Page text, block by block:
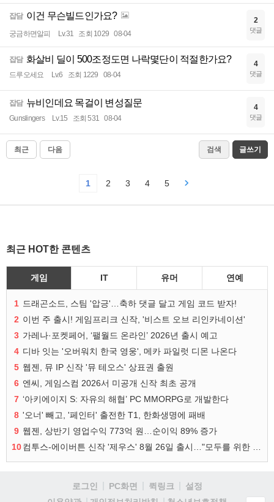
잡담 이건 무슨빌드인가요?
궁금하면알피 Lv.31 조회 1029 08-04
2
댓글
잡담 화살비 딜이 500조정도면 나락몇단이 적절한가요?
드루오세요 Lv.6 조회 1229 08-04
4
댓글
잡담 뉴비인데요 목걸이 변성질문
Gunslingers Lv.15 조회 531 08-04
4
댓글
최근 다음 검색 글쓰기
1 2 3 4 5
최근 HOT한 콘텐츠
게임 IT 유머 연예
1 드래곤소드, 스팀 '압긍'…축하 댓글 달고 게임 코드 받자!
2 이번 주 출시! 게임프리크 신작, '비스트 오브 리인카네이션'
3 가레나·포켓페어, ‘팰월드 온라인’ 2026년 출시 예고
4 디바 잇는 '오버워치 한국 영웅', 메카 파일럿 디몬 나온다
5 웹젠, 뮤 IP 신작 '뮤 테오스' 상표권 출원
6 엔씨, 게임스컴 2026서 미공개 신작 최초 공개
7 ‘아키에이지 S: 자유의 해협’ PC MMORPG로 개발한다
8 '오너' 빼고, '페인터' 출전한 T1, 한화생명에 패배
9 웹젠, 상반기 영업수익 773억 원…순이익 89% 증가
10
로그인 PC화면 퀵링크
설정